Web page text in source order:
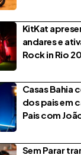
KitKat
andares e
Rock in Rio
Casas Bahia
dos pais em
Pais com
Sem Parar